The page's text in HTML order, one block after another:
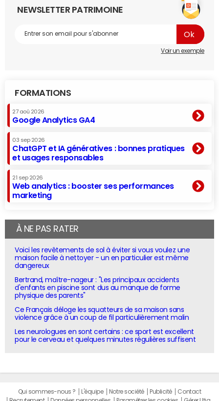
NEWSLETTER PATRIMOINE
Voir un exemple
FORMATIONS
27 aoû 2026
Google Analytics GA4
03 sep 2026
ChatGPT et IA génératives : bonnes pratiques
et usages responsables
21 sep 2026
Web analytics : booster ses performances
marketing
À NE PAS RATER
Voici les revêtements de sol à éviter si vous voulez une
maison facile à nettoyer - un en particulier est même
dangereux
Bertrand, maître-nageur : "Les principaux accidents
d'enfants en piscine sont dus au manque de forme
physique des parents"
Ce Français déloge les squatteurs de sa maison sans
violence grâce à un coup de fil particulièrement malin
Les neurologues en sont certains : ce sport est excellent
pour le cerveau et quelques minutes régulières suffisent
Qui sommes-nous ? L'équipe Notre société Publicité
Contact